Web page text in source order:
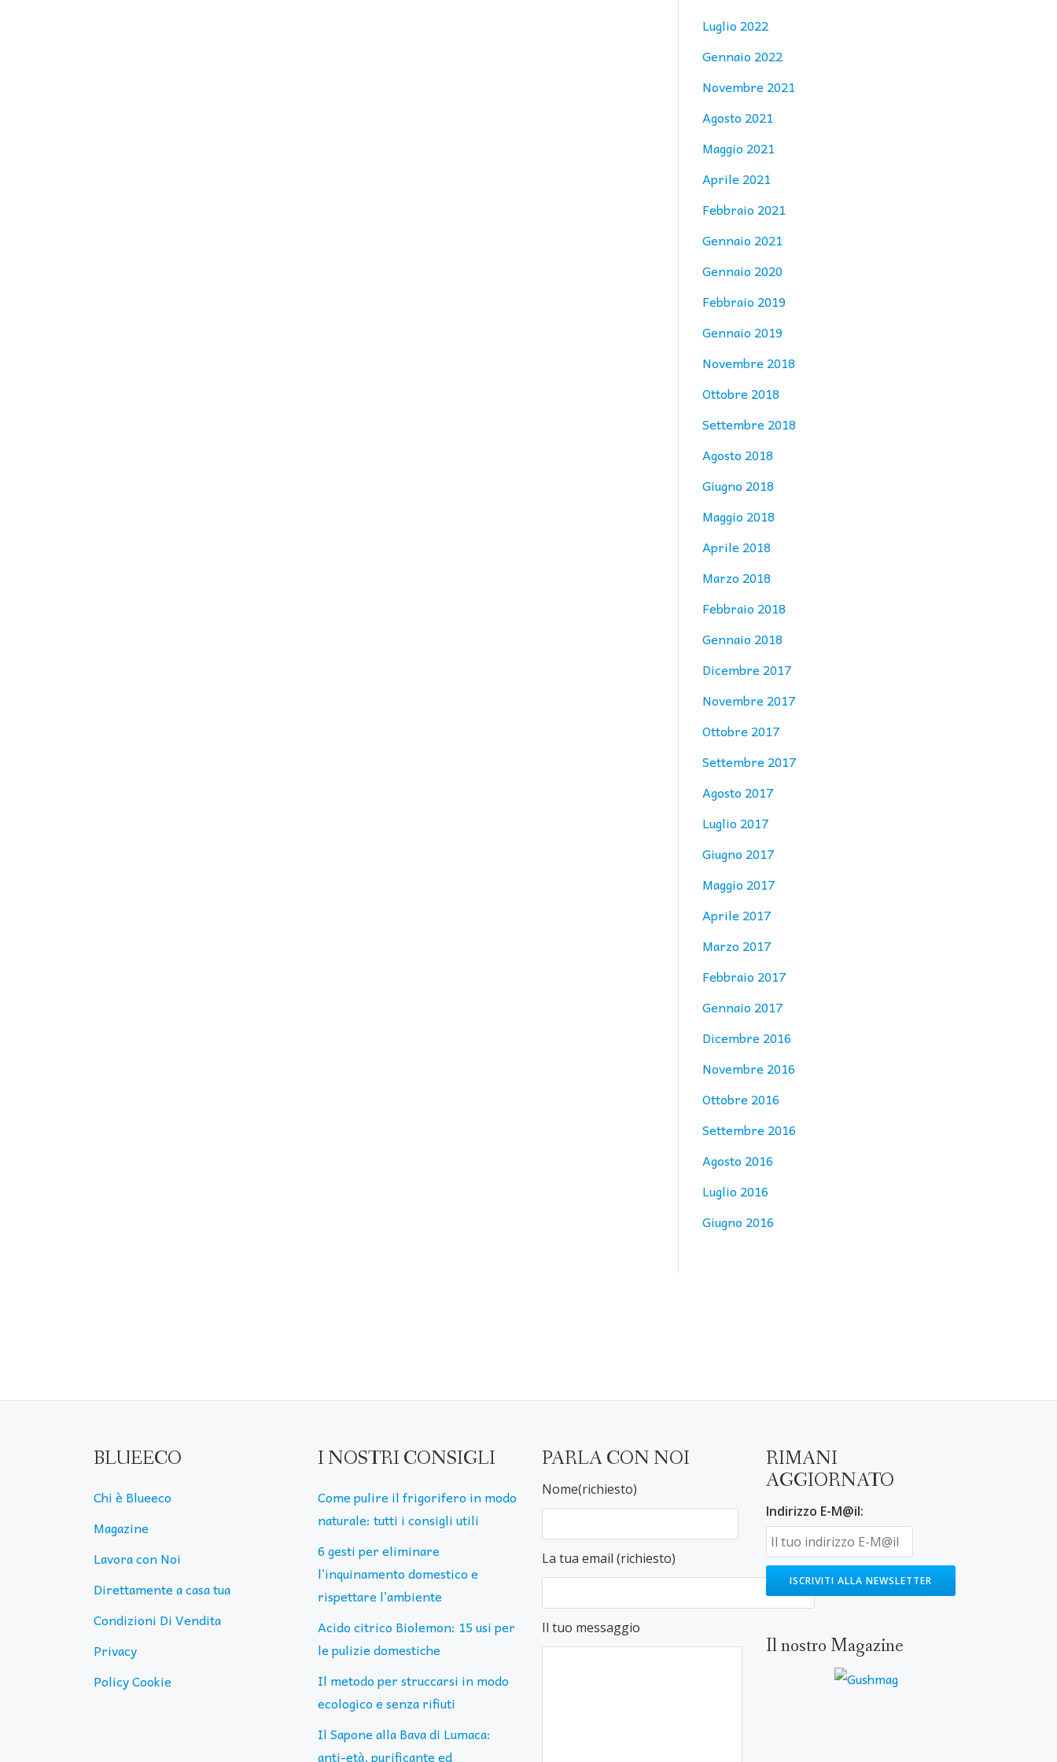
Luglio 2022
Gennaio 2022
Novembre 2021
Agosto 2021
Maggio 2021
Aprile 2021
Febbraio 2021
Gennaio 2021
Gennaio 2020
Febbraio 2019
Gennaio 2019
Novembre 2018
Ottobre 2018
Settembre 2018
Agosto 2018
Giugno 2018
Maggio 2018
Aprile 2018
Marzo 2018
Febbraio 2018
Gennaio 2018
Dicembre 2017
Novembre 2017
Ottobre 2017
Settembre 2017
Agosto 2017
Luglio 2017
Giugno 2017
Maggio 2017
Aprile 2017
Marzo 2017
Febbraio 2017
Gennaio 2017
Dicembre 2016
Novembre 2016
Ottobre 2016
Settembre 2016
Agosto 2016
Luglio 2016
Giugno 2016
BLUEECO
Chi è Blueeco
Magazine
Lavora con Noi
Direttamente a casa tua
Condizioni Di Vendita
Privacy
Policy Cookie
I NOSTRI CONSIGLI
Come pulire il frigorifero in modo
naturale: tutti i consigli utili
6 gesti per eliminare
l’inquinamento domestico e
rispettare l’ambiente
Acido citrico Biolemon: 15 usi per
le pulizie domestiche
Il metodo per struccarsi in modo
ecologico e senza rifiuti
Il Sapone alla Bava di Lumaca:
anti-età, purificante ed
PARLA CON NOI
Nome(richiesto)
La tua email (richiesto)
Il tuo messaggio
RIMANI
AGGIORNATO
Indirizzo E-M@il:
Il nostro Magazine